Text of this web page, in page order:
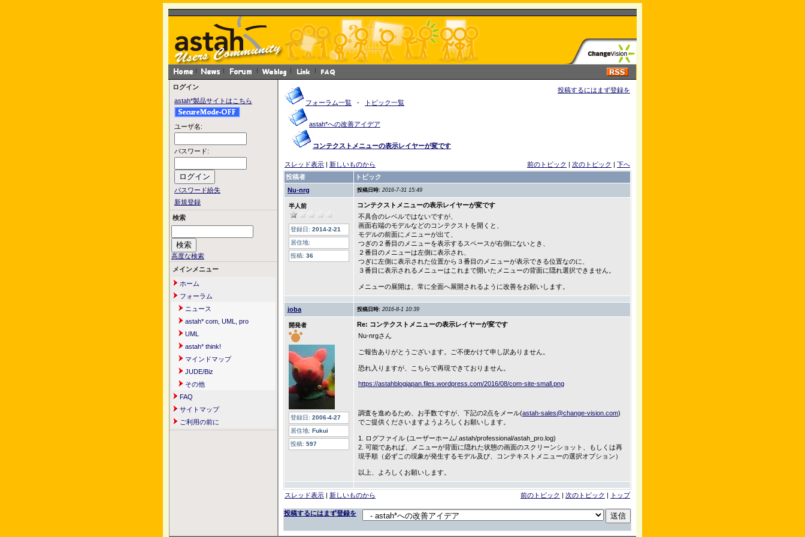
ログイン
astah*製品サイトはこちら
ユーザ名:
パスワード:
パスワード紛失
新規登録
検索
高度な検索
メインメニュー
ホーム
フォーラム
ニュース
astah* com, UML, pro
UML
astah* think!
マインドマップ
JUDE/Biz
その他
FAQ
サイトマップ
ご利用の前に
フォーラム一覧 - トピック一覧
astah*への改善アイデア
コンテクストメニューの表示レイヤーが変です
投稿するにはまず登録を
スレッド表示 | 新しいものから 前のトピック | 次のトピック | 下へ
投稿者
トピック
Nu-nrg
投稿日時: 2016-7-31 15:49
半人前
登録日: 2014-2-21
居住地:
投稿: 36
コンテクストメニューの表示レイヤーが変です
不具合のレベルではないですが、
画面右端のモデルなどのコンテクストを開くと、
モデルの前面にメニューが出て、
つぎの２番目のメニューを表示するスペースが右側にないとき、
２番目のメニューは左側に表示され、
つぎに左側に表示された位置から３番目のメニューが表示できる位置なのに、
３番目に表示されるメニューはこれまで開いたメニューの背面に隠れ選択できません。
メニューの展開は、常に全面へ展開されるように改善をお願いします。
joba 投稿日時: 2016-8-1 10:39
開発者
登録日: 2006-4-27
居住地: Fukui
投稿: 597
Re: コンテクストメニューの表示レイヤーが変です
Nu-nrgさん
ご報告ありがとうございます。ご不便かけて申し訳ありません。
恐れ入りますが、こちらで再現できておりません。
https://astahblogjapan.files.wordpress.com/2016/08/com-site-small.png
調査を進めるため、お手数ですが、下記の2点をメール(astah-sales@change-vision.com)
でご提供くださいますようよろしくお願いします。
1. ログファイル (ユーザーホーム/.astah/professional/astah_pro.log)
2. 可能であれば、メニューが背面に隠れた状態の画面のスクリーンショット、もしくは再
現手順（必ずこの現象が発生するモデル及び、コンテキストメニューの選択オプション）
以上、よろしくお願いします。
スレッド表示 | 新しいものから 前のトピック | 次のトピック | トップ
投稿するにはまず登録を